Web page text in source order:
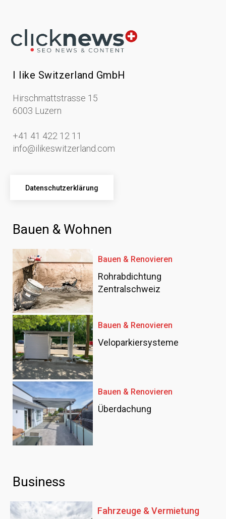
I like Switzerland GmbH
Hirschmattstrasse 15
6003 Luzern
+41 41 422 12 11
info@ilikeswitzerland.com
Datenschutzerklärung
Bauen & Wohnen
Bauen & Renovieren
Rohrabdichtung
Zentralschweiz
Bauen & Renovieren
Veloparkiersysteme
Bauen & Renovieren
Überdachung
Business
Fahrzeuge & Vermietung